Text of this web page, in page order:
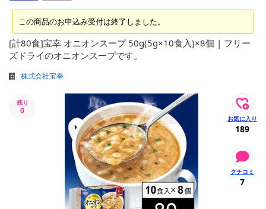
この商品のお申込み受付は終了しました。
[計80食]宝幸 オニオンスープ 50g(5g×10食入)×8個 | フリー
ズドライのオニオンスープです。
株式会社宝幸
残り
0
189
7